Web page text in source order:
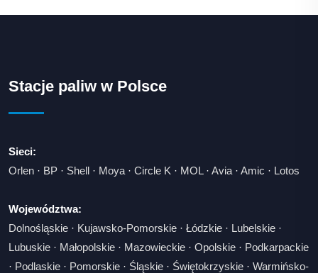
Stacje paliw w Polsce
Sieci:
Orlen · BP · Shell · Moya · Circle K · MOL· Avia · Amic · Lotos
Województwa:
Dolnośląskie · Kujawsko-Pomorskie · Łódzkie · Lubelskie ·
Lubuskie · Małopolskie · Mazowieckie · Opolskie · Podkarpackie
· Podlaskie · Pomorskie · Śląskie · Świętokrzyskie · Warmińsko-